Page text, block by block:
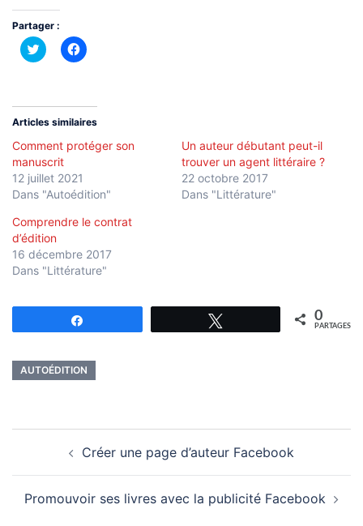
Partager :
Cliquez
pour
une
nouvelle
fenêtre)
Cliquez
pour
une
nouvelle
fenêtre)
Articles similaires
Comment protéger son
manuscrit
12 juillet 2021
Dans "Autoédition"
Un auteur débutant peut-il
trouver un agent littéraire ?
22 octobre 2017
Dans "Littérature"
Comprendre le contrat
d’édition
16 décembre 2017
Dans "Littérature"
0
PARTAGES
AUTOÉDITION
d’articleCréer une page d’auteur Facebook
Promouvoir ses livres avec la publicité Facebook